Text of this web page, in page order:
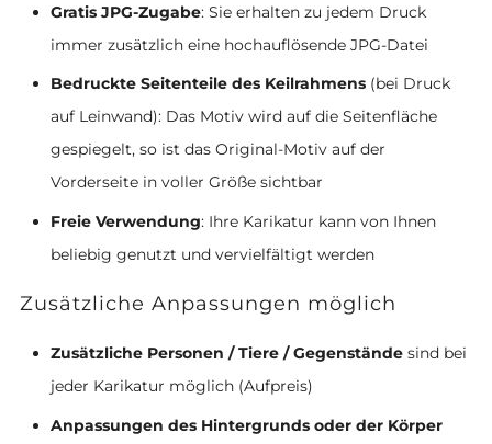
Gratis JPG-Zugabe: Sie erhalten zu jedem Druck
immer zusätzlich eine hochauflösende JPG-Datei
Bedruckte Seitenteile des Keilrahmens (bei Druck
auf Leinwand): Das Motiv wird auf die Seitenfläche
gespiegelt, so ist das Original-Motiv auf der
Vorderseite in voller Größe sichtbar
Freie Verwendung: Ihre Karikatur kann von Ihnen
beliebig genutzt und vervielfältigt werden
Zusätzliche Anpassungen möglich
Zusätzliche Personen / Tiere / Gegenstände sind bei
jeder Karikatur möglich (Aufpreis)
Anpassungen des Hintergrunds oder der Körper